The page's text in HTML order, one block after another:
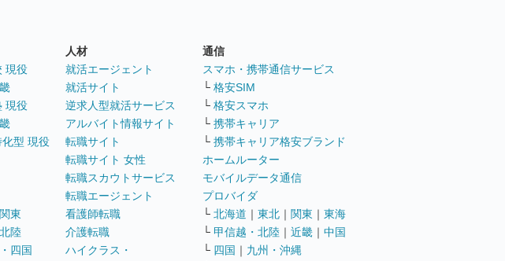
現役
現役
型 現役
東
陸
四国
人材
就活エージェント
就活サイト
逆求人型就活サービス
アルバイト情報サイト
転職サイト
転職サイト 女性
転職スカウトサービス
転職エージェント
看護師転職
介護転職
ハイクラス・
通信
スマホ・携帯通信サービス
└ 格安SIM
└ 格安スマホ
└ 携帯キャリア
└ 携帯キャリア格安ブランド
ホームルーター
モバイルデータ通信
プロバイダ
└ 北海道 ｜ 東北 ｜ 関東 ｜ 東海
└ 甲信越・北陸 ｜ 近畿 ｜ 中国
└ 四国 ｜ 九州・沖縄